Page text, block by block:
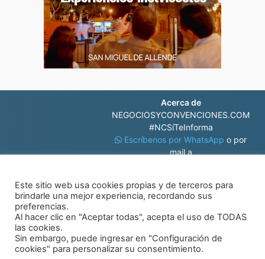
Acerca de
NEGOCIOSYCONVENCIONES.COM
#NCSíTeInforma
Escríbenos por WhatsAppo por
mail a
© Negocios y Convenciones
Este sitio web usa cookies propias y de terceros para
brindarle una mejor experiencia, recordando sus
preferencias.
Al hacer clic en "Aceptar todas", acepta el uso de TODAS
las cookies.
Sin embargo, puede ingresar en "Configuración de
cookies" para personalizar su consentimiento.